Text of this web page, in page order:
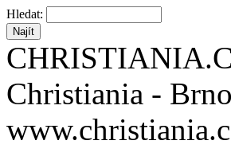
Hledat:
Christiania -